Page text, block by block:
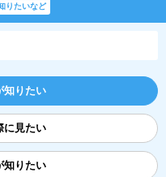
りたいなど
知りたい
に見たい
知りたい